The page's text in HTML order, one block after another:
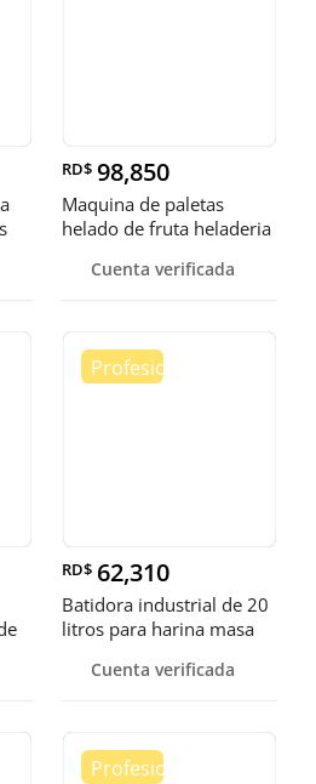
RD$ 98,850
Maquina de paletas
helado de fruta heladeria
Cuenta verificada
RD$ 62,310
Batidora industrial de 20
litros para harina masa
Cuenta verificada